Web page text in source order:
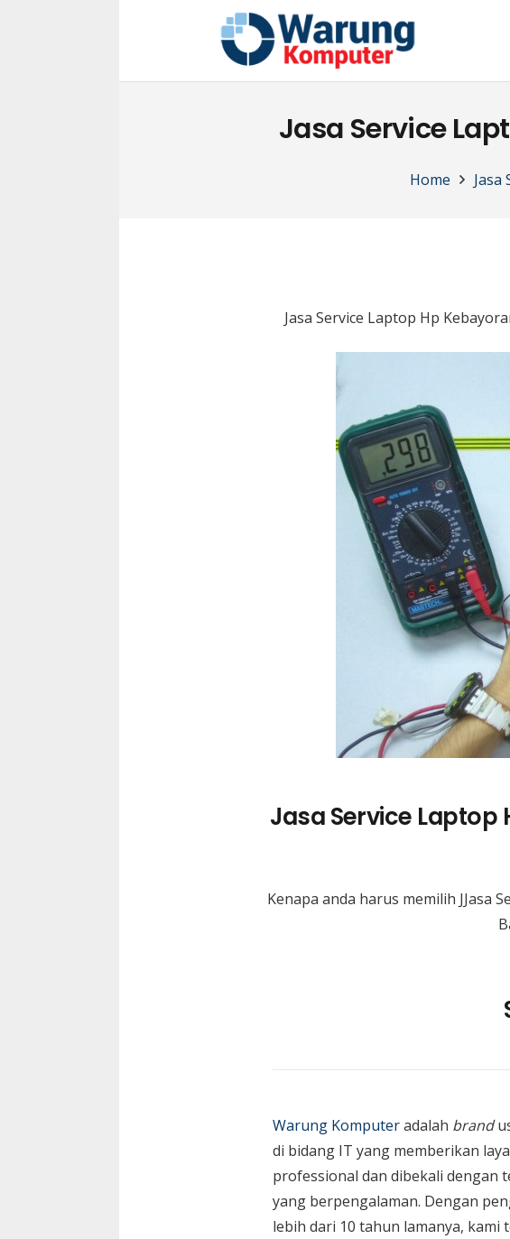
Jasa Service
Home Jasa
Jasa Service Laptop Hp
Jasa Service
Kenapa anda harus memilih JJasa
Warung Komputeradalah brand
di bidang IT yang memberikan
professional dan dibekali dengan
yang berpengalaman. Dengan
lebih dari 10 tahun lamanya, kami